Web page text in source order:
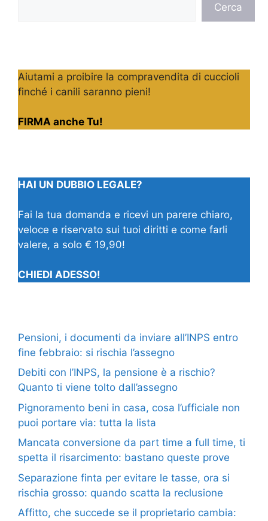
Cerca
Aiutami a proibire la compravendita di cuccioli
finché i canili saranno pieni!
FIRMA anche Tu!
HAI UN DUBBIO LEGALE?
Fai la tua domanda e ricevi un parere chiaro,
veloce e riservato sui tuoi diritti e come farli
valere, a solo € 19,90!
CHIEDI ADESSO!
Pensioni, i documenti da inviare all’INPS entro
fine febbraio: si rischia l’assegno
Debiti con l’INPS, la pensione è a rischio?
Quanto ti viene tolto dall’assegno
Pignoramento beni in casa, cosa l’ufficiale non
puoi portare via: tutta la lista
Mancata conversione da part time a full time, ti
spetta il risarcimento: bastano queste prove
Separazione finta per evitare le tasse, ora si
rischia grosso: quando scatta la reclusione
Affitto, che succede se il proprietario cambia: